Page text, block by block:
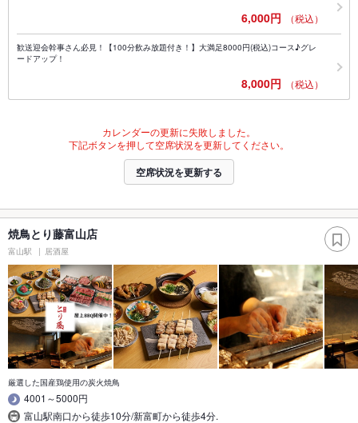
6,000円 （税込）
歓送迎会幹事さん必見！【100分飲み放題付き！】大満足8000円(税込)コース♪グレ
ードアップ！
8,000円 （税込）
カレンダーの更新に失敗しました。
下記ボタンを押して空席状況を更新してください。
空席状況を更新する
焼鳥とり藤富山店
富山駅 居酒屋
厳選した国産鶏使用の炭火焼鳥
4001～5000円
富山駅南口から徒歩10分/新富町から徒歩4分.